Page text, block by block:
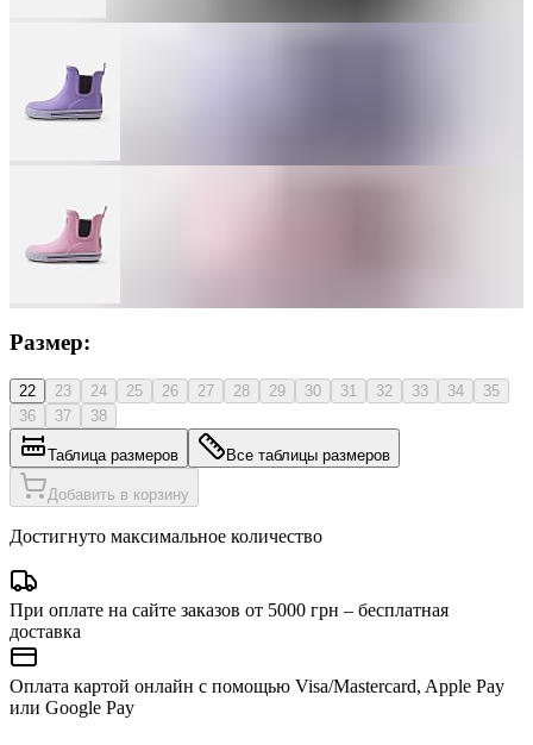
Размер:
22 23 24 25 26 27 28 29 30 31 32 33 34
35
36
37 38
Таблица размеров Все таблицы размеров
Добавить в корзину
Достигнуто максимальное количество
При оплате на сайте заказов от 5000 грн – бесплатная
доставка
Оплата картой онлайн с помощью Visa/Mastercard, Apple Pay
или Google Pay